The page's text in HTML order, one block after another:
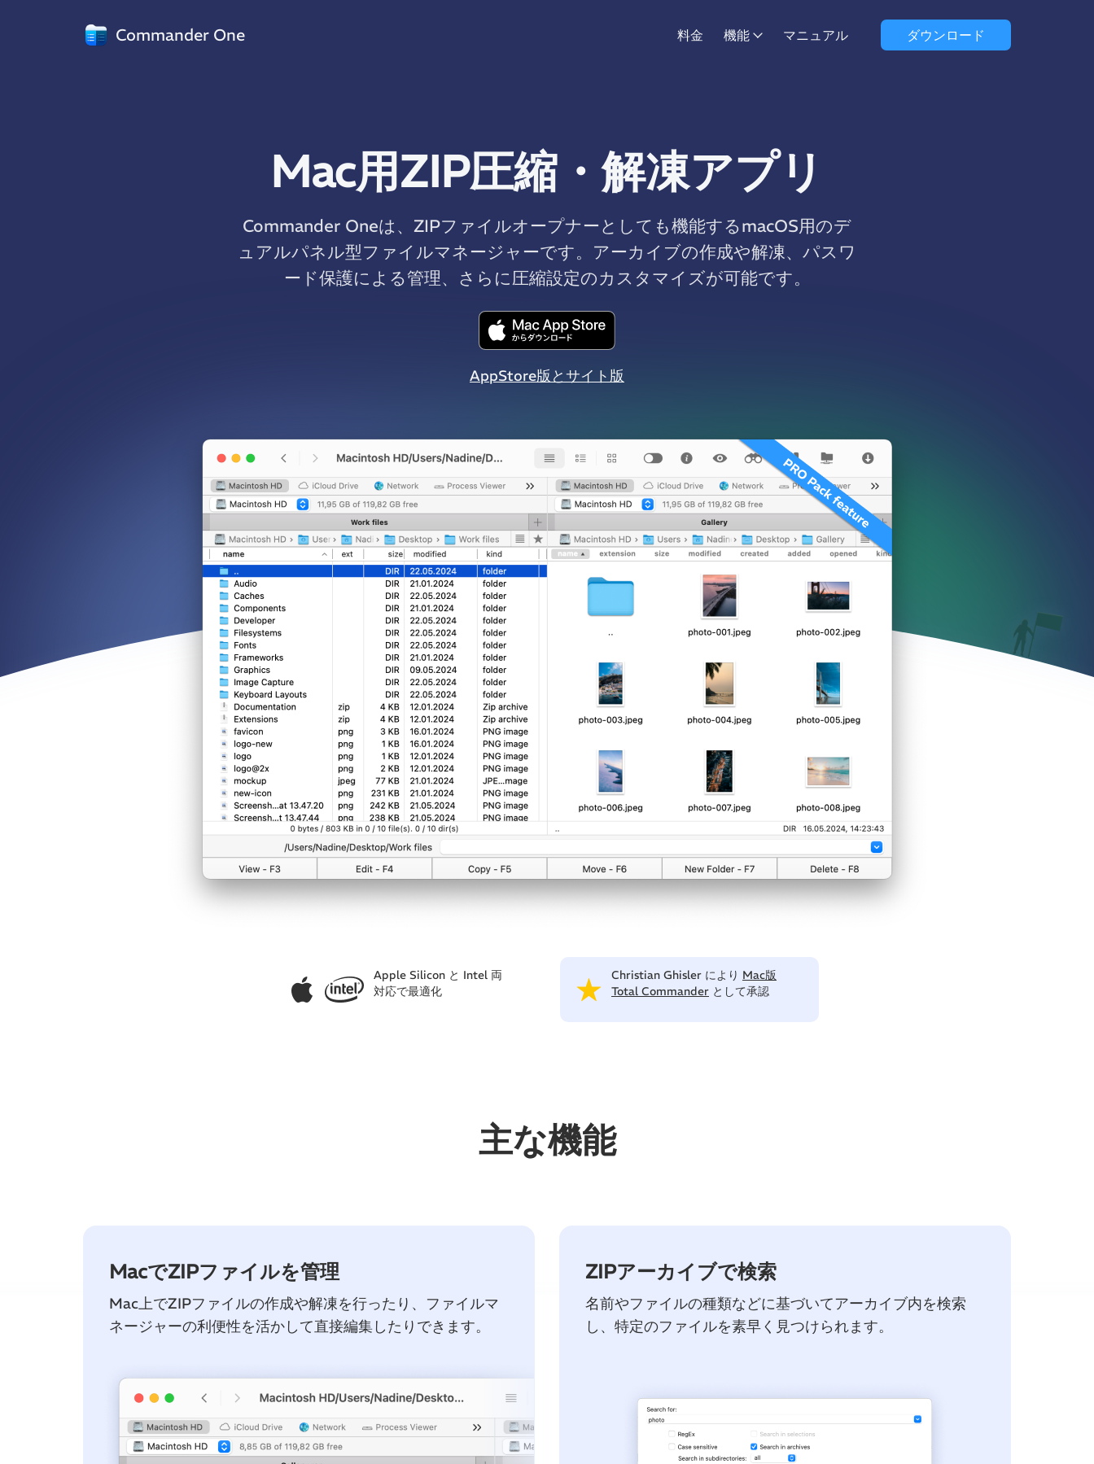
Commander One 料金 機能 マニュアル ダウンロード
Mac用ZIP圧縮・解凍アプリ
Commander Oneは、ZIPファイルオープナーとしても機能するmacOS用のデ
ュアルパネル型ファイルマネージャーです。アーカイブの作成や解凍、パスワ
ード保護による管理、さらに圧縮設定のカスタマイズが可能です。
AppStore版とサイト版
Apple Silicon と Intel 両
対応で最適化
Christian Ghisler により Mac版
Total Commander として承認
主な機能
MacでZIPファイルを管理
Mac上でZIPファイルの作成や解凍を行ったり、ファイルマ
ネージャーの利便性を活かして直接編集したりできます。
ZIPアーカイブで検索
名前やファイルの種類などに基づいてアーカイブ内を検索
し、特定のファイルを素早く見つけられます。